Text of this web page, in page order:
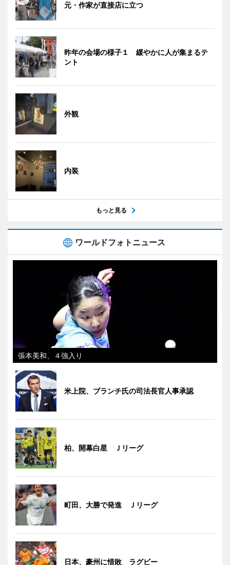
元・作家が直接店に立つ
昨年の会場の様子１ 緩やかに人が集まるテ
ント
外観
内装
もっと見る
ワールドフォトニュース
張本美和、４強入り
米上院、ブランチ氏の司法長官人事承認
柏、開幕白星 Ｊリーグ
町田、大勝で発進 Ｊリーグ
日本、豪州に惜敗 ラグビー